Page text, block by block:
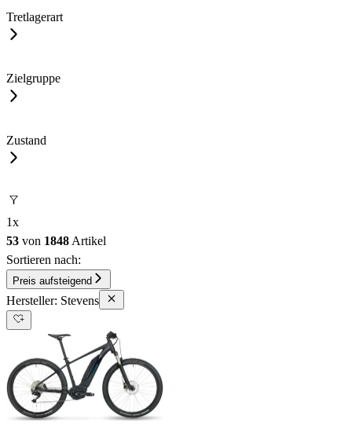
Tretlagerart
Zielgruppe
Zustand
1x
53 von 1848 Artikel
Sortieren nach:
Preis aufsteigend
Hersteller: Stevens